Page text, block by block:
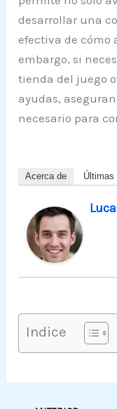
desarrollar una
efectiva de cómo
embargo, si
tienda del juego
ayudas,
necesario para
Acerca de Últimas
Indice